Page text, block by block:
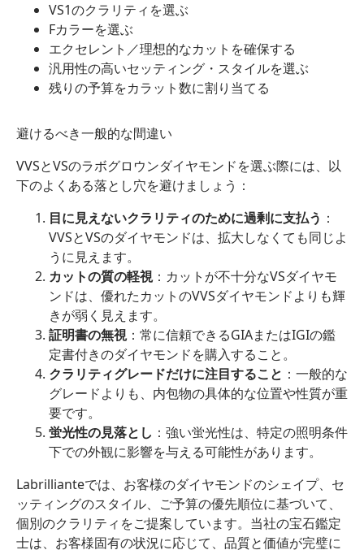
VS1のクラリティを選ぶ
Fカラーを選ぶ
エクセレント／理想的なカットを確保する
汎用性の高いセッティング・スタイルを選ぶ
残りの予算をカラット数に割り当てる
避けるべき一般的な間違い
VVSとVSのラボグロウンダイヤモンドを選ぶ際には、以
下のよくある落とし穴を避けましょう：
目に見えないクラリティのために過剰に支払う ：
VVSとVSのダイヤモンドは、拡大しなくても同じよ
うに見えます。
カットの質の軽視：カットが不十分なVSダイヤモ
ンドは、優れたカットのVVSダイヤモンドよりも輝
きが弱く見えます。
証明書の無視：常に信頼できるGIAまたはIGIの鑑
定書付きのダイヤモンドを購入すること。
クラリティグレードだけに注目すること ：一般的な
グレードよりも、内包物の具体的な位置や性質が重
要です。
蛍光性の見落とし ：強い蛍光性は、特定の照明条件
下での外観に影響を与える可能性があります。
Labrillianteでは、お客様のダイヤモンドのシェイプ、セ
ッティングのスタイル、ご予算の優先順位に基づいて、
個別のクラリティをご提案しています。当社の宝石鑑定
士は、お客様固有の状況に応じて、品質と価値が完璧に